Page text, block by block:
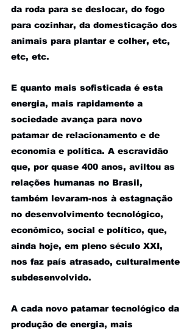
da roda para se deslocar, do fogo
para cozinhar, da domesticação dos
animais para plantar e colher, etc,
etc, etc.
E quanto mais sofisticada é esta
energia, mais rapidamente a
sociedade avança para novo
patamar de relacionamento e de
economia e política. A escravidão
que, por quase 400 anos, aviltou as
relações humanas no Brasil,
também levaram-nos à estagnação
no desenvolvimento tecnológico,
econômico, social e político, que,
ainda hoje, em pleno século XXI,
nos faz país atrasado, culturalmente
subdesenvolvido.
A cada novo patamar tecnológico da
produção de energia, mais